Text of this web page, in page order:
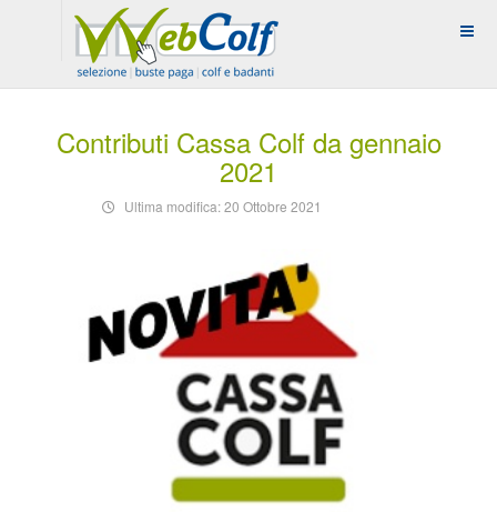
Contributi Cassa Colf da gennaio
2021
Ultima modifica: 20 Ottobre 2021